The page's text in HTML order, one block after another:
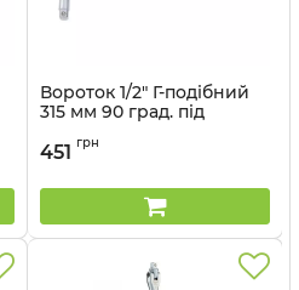
Вороток 1/2" Г-подібний
315 мм 90 град. під
Артикул:
451 грн